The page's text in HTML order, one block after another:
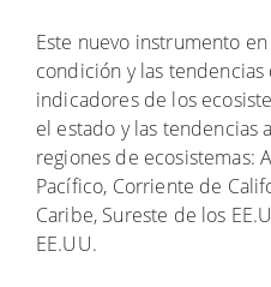
Este nuevo instrumento
condición y las
indicadores de los
el estado y las tendencias
regiones de ecosistemas:
Pacífico, Corriente de
Caribe, Sureste de los
EE.UU.